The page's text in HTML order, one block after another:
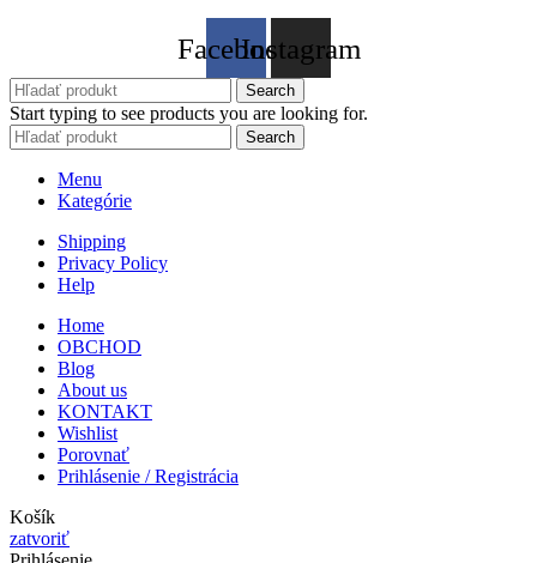
FacebookInstagram
Search
Start typing to see products you are looking for.
Search
Menu
Kategórie
Shipping
Privacy Policy
Help
Home
OBCHOD
Blog
About us
KONTAKT
Wishlist
Porovnať
Prihlásenie / Registrácia
Košík
zatvoriť